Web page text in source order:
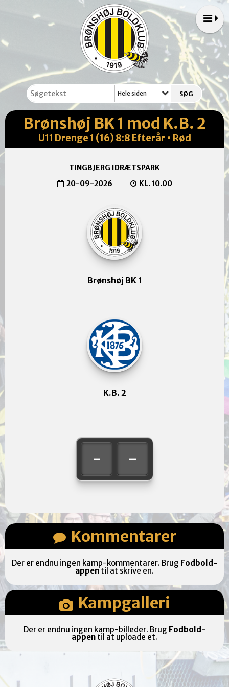
Hele siden
Brønshøj BK 1 mod K.B. 2
U11 Drenge 1 (16) 8:8 Efterår • Rød
TINGBJERG IDRÆTSPARK
20-09-2026
KL. 10.00
Brønshøj BK 1
- -
K.B. 2
Kommentarer
Der er endnu ingen kamp-kommentarer. Brug Fodbold-
appentil at skrive en.
Kampgalleri
Der er endnu ingen kamp-billeder. Brug Fodbold-
appen til at uploade et.